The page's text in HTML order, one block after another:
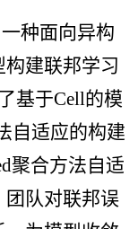
种面向异构
建联邦学习
基于Cell的模
自适应的构建
聚合方法自适
团队对联邦误